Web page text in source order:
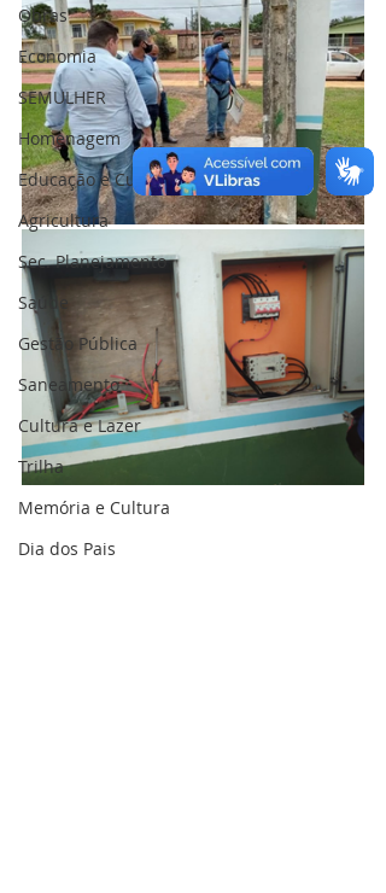
Obras
Economia
SEMULHER
Homenagem
Educação e Cultura
Agricultura
Sec. Planejamento
Saúde
Gestão Pública
Saneamento
Cultura e Lazer
Trilha
Memória e Cultura
Dia dos Pais